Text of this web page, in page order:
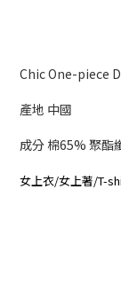
Chic One-piece
產地 中國
成分 棉65% 聚酯
女上衣/女上著/T-